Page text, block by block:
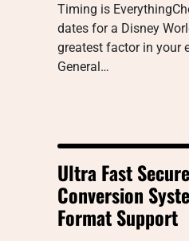
Timing is
dates for a Disney
greatest factor in your
General…
Ultra Fast
Conversion
Format Support